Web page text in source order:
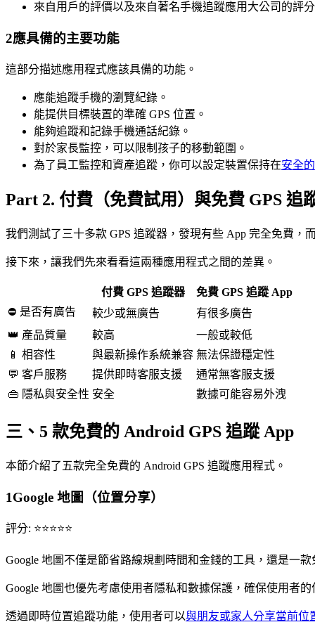
來自用戶的評價以及來自著名手機追蹤應用大公司的評
2應具備的主要功能
這部分描述應用程式應該具備的功能。
應能追蹤手機的瀏覽紀錄。
能提供目標裝置的準確 GPS 位置。
能夠追蹤和記錄手機通話紀錄。
對於家長監控，可以限制孩子的移動範圍。
為了員工監控和資產追蹤，你可以設定裝置保持在安全
Part 2. 付費（免費試用）與免費 GPS 追
我們測試了三十多款 GPS 追蹤器，發現有些 App 完全免費
接下來，讓我們先來看看這兩種應用程式之間的差異。
付費 GPS 追蹤器
免費 GPS 追蹤 App
⛔ 是否有廣告
較少或無廣告
有很多廣告
👑 產品質量
較高
一般或較低
📱 相容性
與最新操作系統兼容 無法保證穩定性
💬 客戶服務
提供即時客服支援
通常無客服支援
👜 隱私與安全性 安全 數據可能容易外洩
三、5 款免費的 Android GPS 追蹤 App
本節介紹了五款完全免費的 Android GPS 追蹤應用程式。
1Google 地圖（位置分享）
評分: ⭐⭐⭐⭐⭐
Google 地圖不僅是節省路線規劃時間和金錢的工具，還是一
Google 地圖也優先考慮使用者隱私和數據保護，確保使用者
透過即時位置追蹤功能，使用者可以與朋友或家人分享當前位